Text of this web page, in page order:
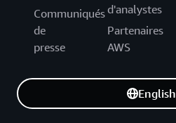
Communiqués
de
presse
d'analystes
Partenaires
AWS
English